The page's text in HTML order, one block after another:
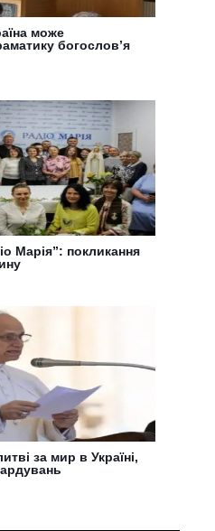
може
богословʼя
Марія”: покликання
за мир в Україні,